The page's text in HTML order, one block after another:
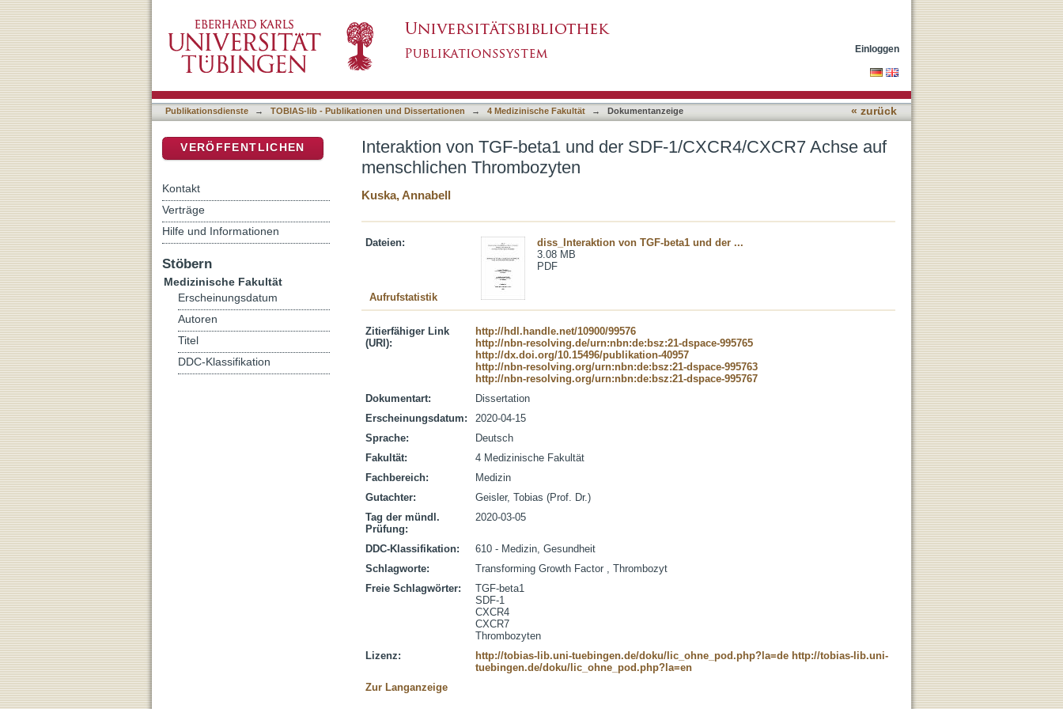
Einloggen
Publikationsdienste → TOBIAS-lib - Publikationen und Dissertationen → 4 Medizinische Fakultät → Dokumentanzeige « zurück
Interaktion von TGF-beta1 und der SDF-1/CXCR4/CXCR7 Achse auf
menschlichen Thrombozyten
Kuska, Annabell
Dateien:
diss_Interaktion von TGF-beta1 und der ...
3.08 MB
PDF
Aufrufstatistik
Zitierfähiger Link
(URI):
http://hdl.handle.net/10900/99576
http://nbn-resolving.de/urn:nbn:de:bsz:21-dspace-995765
http://dx.doi.org/10.15496/publikation-40957
http://nbn-resolving.org/urn:nbn:de:bsz:21-dspace-995763
http://nbn-resolving.org/urn:nbn:de:bsz:21-dspace-995767
Dokumentart:
Dissertation
Erscheinungsdatum:
2020-04-15
Sprache:
Deutsch
Fakultät:
4 Medizinische Fakultät
Fachbereich:
Medizin
Gutachter:
Geisler, Tobias (Prof. Dr.)
Tag der mündl.
Prüfung:
2020-03-05
DDC-Klassifikation:
610 - Medizin, Gesundheit
Schlagworte:
Transforming Growth Factor , Thrombozyt
Freie Schlagwörter:
TGF-beta1
SDF-1
CXCR4
CXCR7
Thrombozyten
Lizenz:
http://tobias-lib.uni-tuebingen.de/doku/lic_ohne_pod.php?la=de http://tobias-lib.uni-
tuebingen.de/doku/lic_ohne_pod.php?la=en
Zur Langanzeige
VERÖFFENTLICHEN
Kontakt
Verträge
Hilfe und Informationen
Stöbern
Medizinische Fakultät
Erscheinungsdatum
Autoren
Titel
DDC-Klassifikation